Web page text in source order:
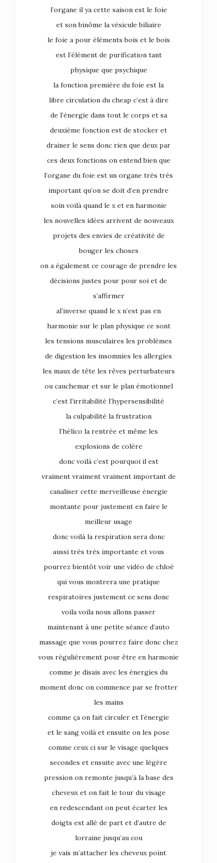
l’organe il ya cette saison est le foie
et son binôme la vésicule biliaire
le foie a pour éléments bois et le bois
est l’élément de purification tant
physique que psychique
la fonction première du foie est la
libre circulation du cheap c’est à dire
de l’énergie dans tout le corps et sa
deuxième fonction est de stocker et
drainer le sens donc rien que deux par
ces deux fonctions on entend bien que
l’organe du foie est un organe très très
important qu’on se doit d’en prendre
soin voilà quand le x et en harmonie
les nouvelles idées arrivent de nouveaux
projets des envies de créativité de
bouger les choses
on a également ce courage de prendre les
décisions justes pour pour soi et de
s’affirmer
al’inverse quand le x n’est pas en
harmonie sur le plan physique ce sont
les tensions musculaires les problèmes
de digestion les insomnies les allergies
les maux de tête les rêves perturbateurs
ou cauchemar et sur le plan émotionnel
c’est l’irritabilité l’hypersensibilité
la culpabilité la frustration
l’hélico la rentrée et même les
explosions de colère
donc voilà c’est pourquoi il est
vraiment vraiment vraiment important de
canaliser cette merveilleuse énergie
montante pour justement en faire le
meilleur usage
donc voilà la respiration sera donc
aussi très très importante et vous
pourrez bientôt voir une vidéo de chloé
qui vous montrera une pratique
respiratoires justement ce sens donc
voila voila nous allons passer
maintenant à une petite séance d’auto
massage que vous pourrez faire donc chez
vous régulièrement pour être en harmonie
comme je disais avec les énergies du
moment donc on commence par se frotter
les mains
comme ça on fait circuler et l’énergie
et le sang voilà et ensuite on les pose
comme ceux ci sur le visage quelques
secondes et ensuite avec une légère
pression on remonte jusqu’à la base des
cheveux et on fait le tour du visage
en redescendant on peut écarter les
doigts est allé de part et d’autre de
lorraine jusqu’au cou
je vais m’attacher les cheveux point